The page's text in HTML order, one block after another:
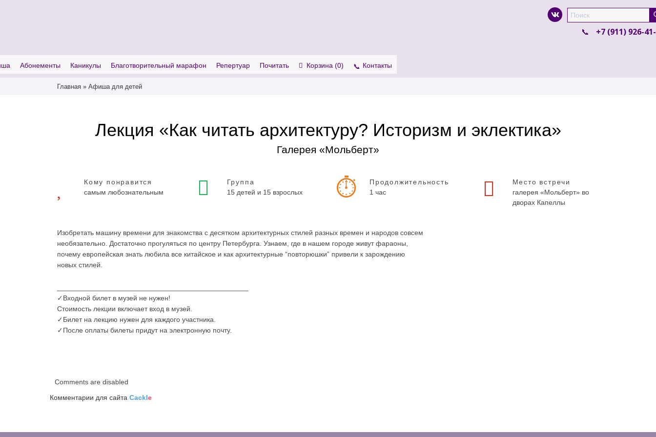
+7 (911) 926-
Абонементы Каникулы Благотворительный марафон Репертуар Почитать Корзина (0) Контакты
Главная » Афиша для детей
Лекция «Как читать архитектуру? Историзм и эклектика»
Галерея «Мольберт»
Кому понравится
самым любознательным
Группа
15 детей и 15 взрослых
Продолжительность
1 час
Место встречи
галерея «Мольберт» во
дворах Капеллы
Изобретать машину времени для знакомства с десятком архитектурных стилей разных времен и народов совсем
необязательно. Достаточно прогуляться по центру Петербурга. Узнаем, где в нашем городе живут фараоны,
почему европейская знать любила все китайское и как архитектурные “повторюшки” привели к зарождению
новых стилей.
✓Входной билет в музей не нужен!
Стоимость лекции включает вход в музей.
✓Билет на лекцию нужен для каждого участника.
✓После оплаты билеты придут на электронную почту.
Comments are disabled
Комментарии для сайта Cackle